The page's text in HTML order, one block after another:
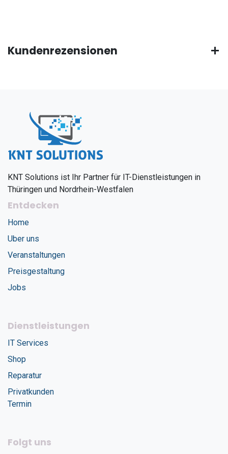
Kundenrezensionen
KNT Solutions ist Ihr Partner für IT-Dienstleistungen in
Thüringen und Nordrhein-Westfalen
Entdecken
Home
Uber uns
Veranstaltungen
Preisgestaltung
Jobs
Dienstleistungen
IT Services
Shop
Reparatur
Privatkunden
Termin
Folgt uns